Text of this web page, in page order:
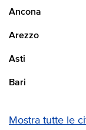
Ancona
Arezzo
Asti
Bari
Mostra tutte le